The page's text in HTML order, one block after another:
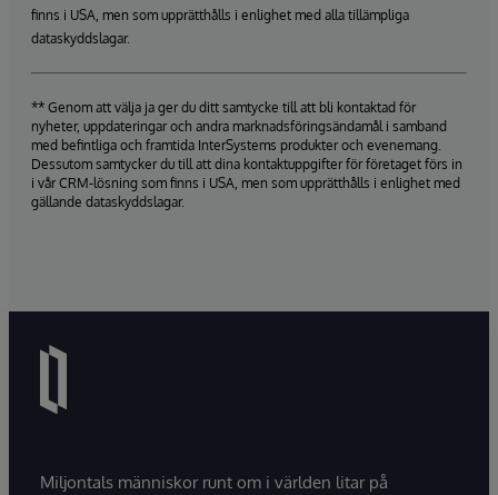
finns i USA, men som upprätthålls i enlighet med alla tillämpliga
dataskyddslagar.
** Genom att välja ja ger du ditt samtycke till att bli kontaktad för
nyheter, uppdateringar och andra marknadsföringsändamål i samband
med befintliga och framtida InterSystems produkter och evenemang.
Dessutom samtycker du till att dina kontaktuppgifter för företaget förs in
i vår CRM-lösning som finns i USA, men som upprätthålls i enlighet med
gällande dataskyddslagar.
Miljontals människor runt om i världen litar på